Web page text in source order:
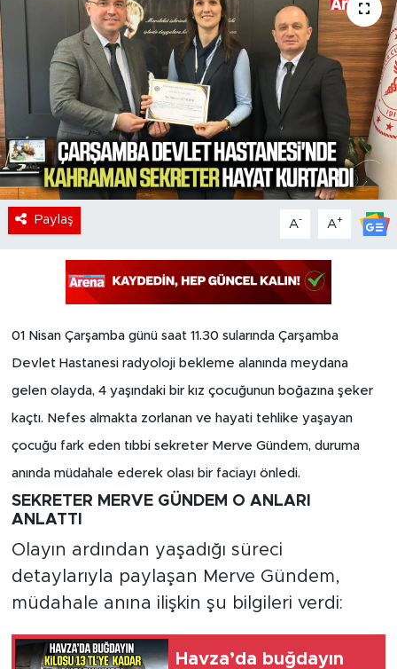
Paylaş A- A+
01 Nisan Çarşamba günü saat 11.30 sularında Çarşamba
Devlet Hastanesi radyoloji bekleme alanında meydana
gelen olayda, 4 yaşındaki bir kız çocuğunun boğazına şeker
kaçtı. Nefes almakta zorlanan ve hayati tehlike yaşayan
çocuğu fark eden tıbbi sekreter Merve Gündem, duruma
anında müdahale ederek olası bir faciayı önledi.
SEKRETER MERVE GÜNDEM O ANLARI
ANLATTI
Olayın ardından yaşadığı süreci
detaylarıyla paylaşan Merve Gündem,
müdahale anına ilişkin şu bilgileri verdi:
Havza’da buğdayın